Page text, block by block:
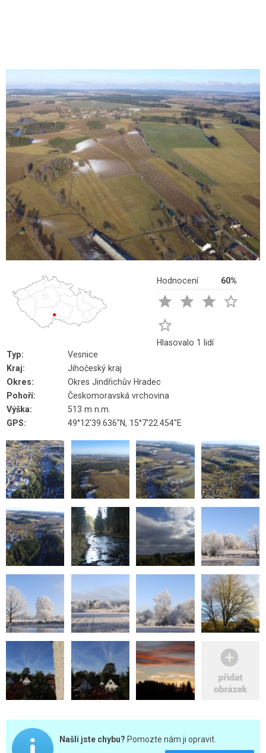
Hodnocení 60%
   

Hlasovalo 1 lidí
Typ:
Vesnice
Kraj:
Jihočeský kraj
Okres:
Okres Jindřichův Hradec
Pohoří:
Českomoravská vrchovina
Výška:
513 m n.m.
GPS:
49°12'39.636"N, 15°7'22.454"E
Našli jste chybu? Pomozte nám ji opravit.